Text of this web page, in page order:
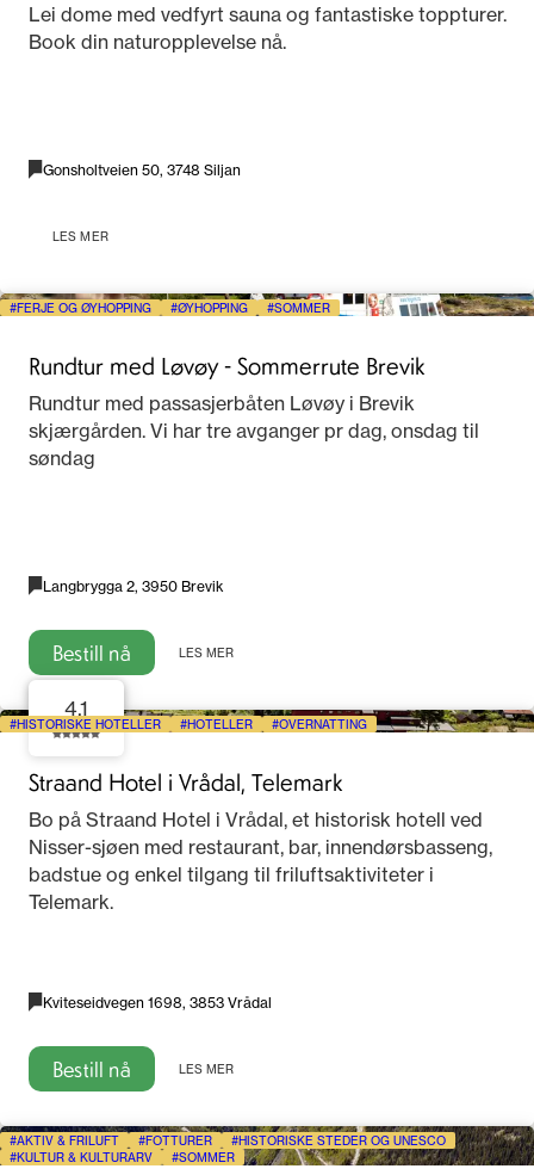
Lei dome med vedfyrt sauna og fantastiske toppturer.
Book din naturopplevelse nå.
Gonsholtveien 50, 3748 Siljan
LES MER
FERJE OG ØYHOPPING ØYHOPPING SOMMER
Rundtur med Løvøy - Sommerrute Brevik
Rundtur med passasjerbåten Løvøy i Brevik
skjærgården. Vi har tre avganger pr dag, onsdag til
søndag
Langbrygga 2, 3950 Brevik
Bestill nå LES MER
HISTORISKE HOTELLER HOTELLER OVERNATTING
4.1
Straand Hotel i Vrådal, Telemark
Bo på Straand Hotel i Vrådal, et historisk hotell ved
Nisser-sjøen med restaurant, bar, innendørsbasseng,
badstue og enkel tilgang til friluftsaktiviteter i
Telemark.
Kviteseidvegen 1698, 3853 Vrådal
Bestill nå LES MER
AKTIV & FRILUFT FOTTURER
HISTORISKE STEDER OG UNESCO
KULTUR & KULTURARV
SOMMER